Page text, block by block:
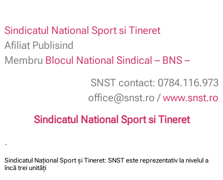
Sindicatul National Sport si Tineret
Afiliat Publisind
Membru Blocul National Sindical – BNS –
SNST contact: 0784.116.973
office@snst.ro /www.snst.ro
Sindicatul National Sport si Tineret
.
Sindicatul Național Sport și Tineret: SNST este reprezentativ la nivelul a
încă trei unități